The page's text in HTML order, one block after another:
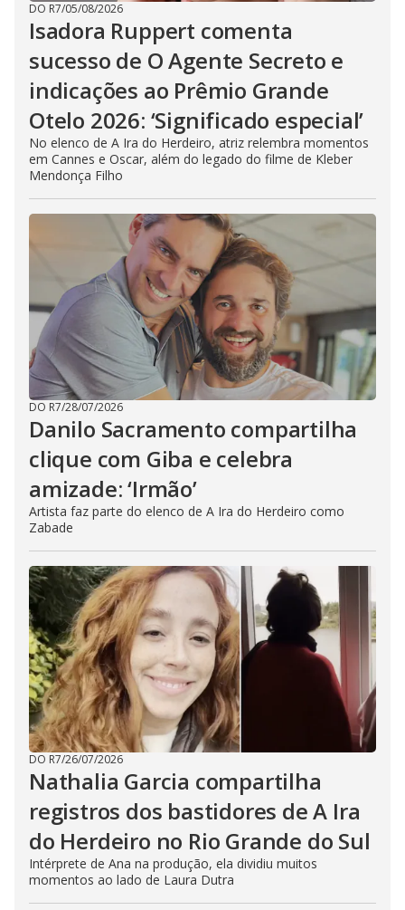
DO R7/05/08/2026
Isadora Ruppert comenta
sucesso de O Agente Secreto e
indicações ao Prêmio Grande
Otelo 2026: ‘Significado especial’
No elenco de A Ira do Herdeiro, atriz relembra momentos
em Cannes e Oscar, além do legado do filme de Kleber
Mendonça Filho
DO R7/28/07/2026
Danilo Sacramento compartilha
clique com Giba e celebra
amizade: ‘Irmão’
Artista faz parte do elenco de A Ira do Herdeiro como
Zabade
DO R7/26/07/2026
Nathalia Garcia compartilha
registros dos bastidores de A Ira
do Herdeiro no Rio Grande do Sul
Intérprete de Ana na produção, ela dividiu muitos
momentos ao lado de Laura Dutra